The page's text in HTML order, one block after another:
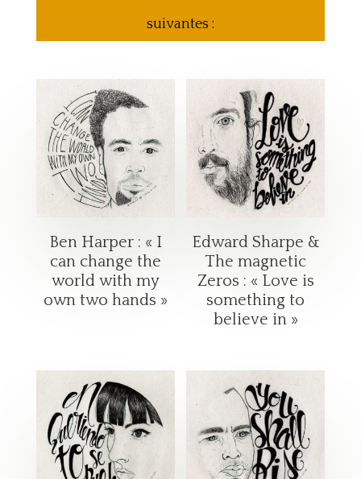
suivantes :
Ben Harper : « I
can change the
world with my
own two hands »
Edward Sharpe &
The magnetic
Zeros : « Love is
something to
believe in »